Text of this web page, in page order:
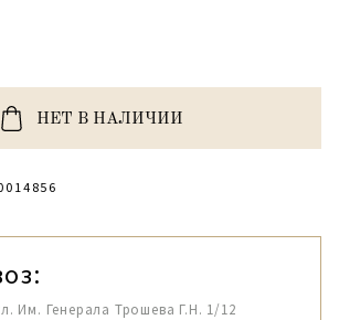
НЕТ В НАЛИЧИИ
Им. Генерала Трошева Г.Н. 1/12